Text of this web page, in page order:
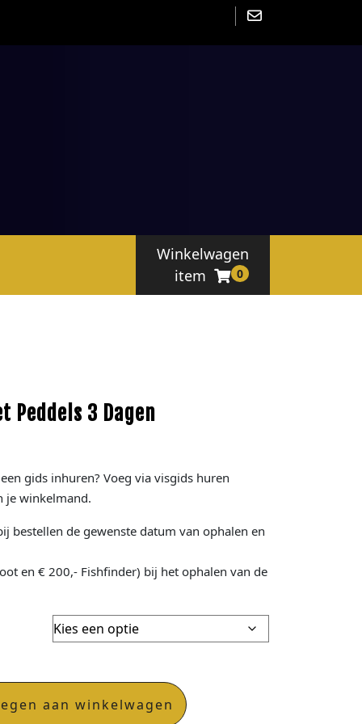
Winkelwagen
item
0
Peddels 3 Dagen
gids inhuren? Voeg via visgids huren
je winkelmand.
bestellen de gewenste datum van ophalen en
en € 200,- Fishfinder) bij het ophalen van de
aan winkelwagen